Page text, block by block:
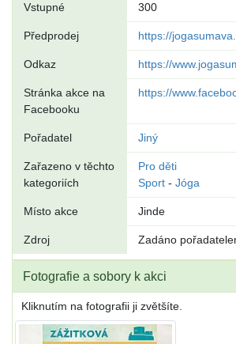
Vstupné 300
Předprodej https://
Odkaz https://
Stránka akce na
Facebooku
https://
Pořadatel Jiný
Zařazeno v těchto
kategoriích
Pro děti
Sport - Jóga
Místo akce Jinde
Zdroj Zadáno
Fotografie a sobory k akci
Kliknutím na fotografii ji zvětšíte.